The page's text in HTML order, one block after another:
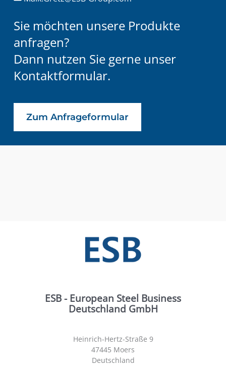
Sie möchten unsere Produkte
anfragen?
Dann nutzen Sie gerne unser
Kontaktformular.
Zum Anfrageformular
ESB - European Steel Business
Deutschland GmbH
Heinrich-Hertz-Straße 9
47445 Moers
Deutschland